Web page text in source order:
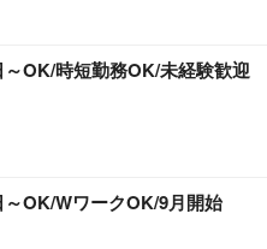
OK/時短勤務OK/未経験歓迎
OK/WワークOK/9月開始